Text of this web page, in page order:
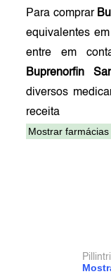
Para comprar
equivalentes
entre em
Buprenorfin
diversos
receita
Mostrar farmácias